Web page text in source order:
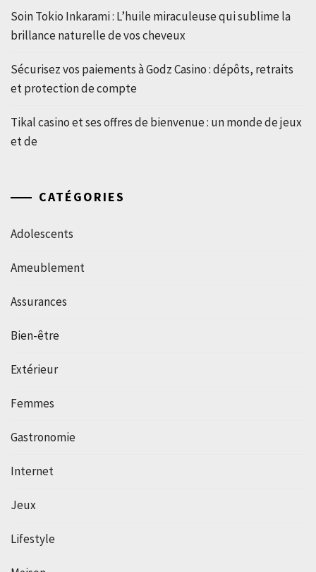
Soin Tokio Inkarami : L’huile miraculeuse qui sublime la
brillance naturelle de vos cheveux
Sécurisez vos paiements à Godz Casino : dépôts, retraits
et protection de compte
Tikal casino et ses offres de bienvenue : un monde de jeux
et de
CATÉGORIES
Adolescents
Ameublement
Assurances
Bien-être
Extérieur
Femmes
Gastronomie
Internet
Jeux
Lifestyle